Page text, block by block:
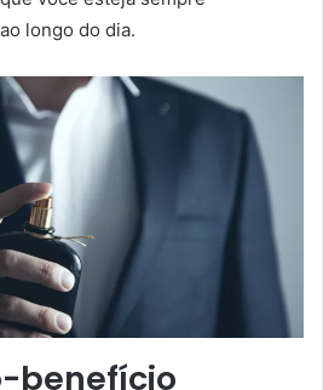
longo do dia.
benefício